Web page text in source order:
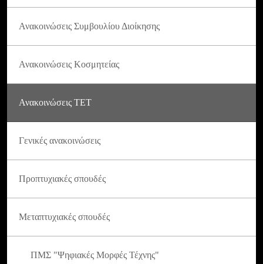
Ανακοινώσεις Συμβουλίου Διοίκησης
Ανακοινώσεις Κοσμητείας
Ανακοινώσεις ΤΕΤ
Γενικές ανακοινώσεις
Προπτυχιακές σπουδές
Μεταπτυχιακές σπουδές
ΠΜΣ "Ψηφιακές Μορφές Τέχνης"